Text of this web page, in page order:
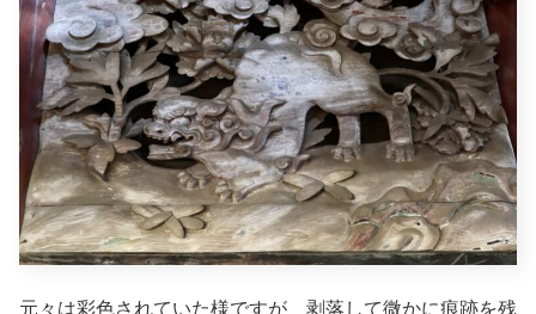
元々は彩色されていた様ですが 剥落して微かに痕跡を残